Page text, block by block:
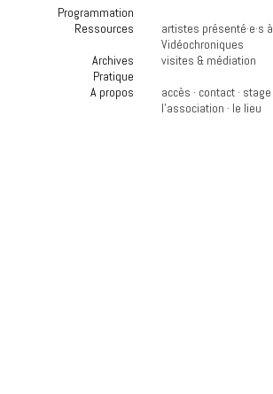
Programmation
Ressources
Archives
Pratique
A propos
artistes présenté·e·s à
Vidéochroniques
visites & médiation
accès · contact · stage
l'association · le lieu